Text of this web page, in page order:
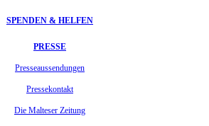
SPENDEN & HELFEN
PRESSE
Presseaussendungen
Pressekontakt
Die Malteser Zeitung